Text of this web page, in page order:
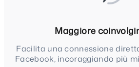
Maggiore
Facilita una connessione
Facebook, incoraggiando più